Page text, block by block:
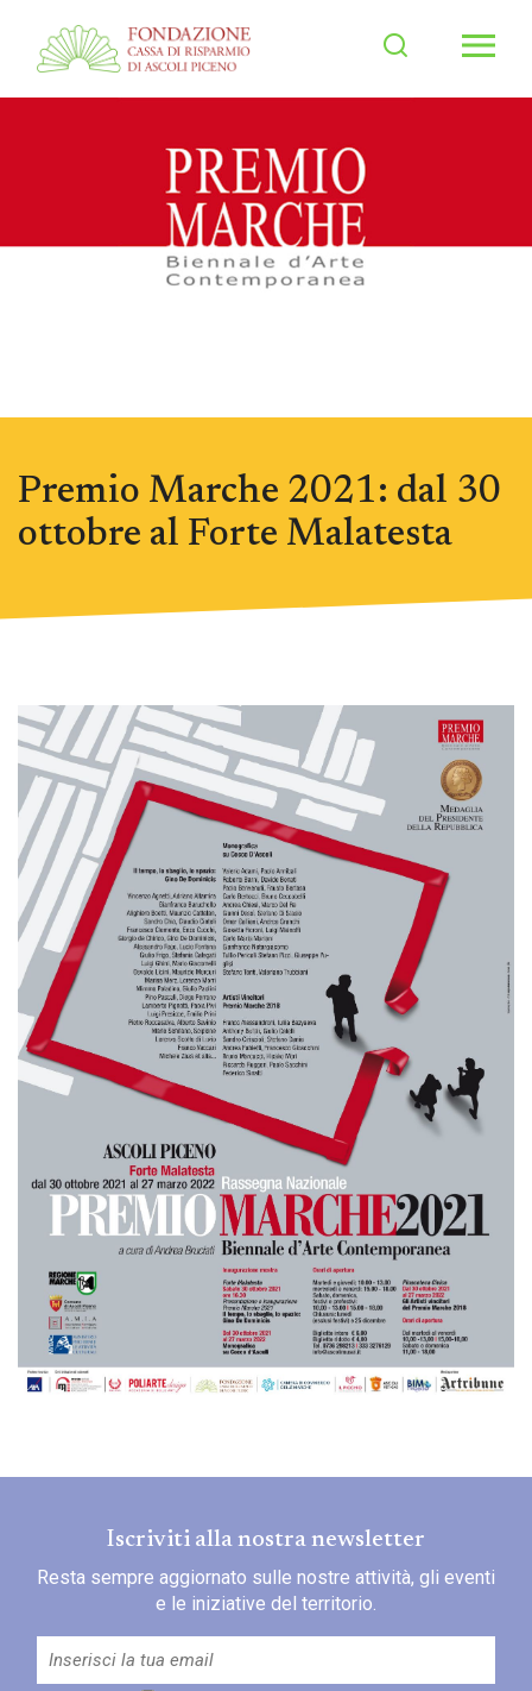
Premio Marche 2021: dal 30
ottobre al Forte Malatesta
Iscriviti alla nostra newsletter
Resta sempre aggiornato sulle nostre attività, gli eventi
e le iniziative del territorio.